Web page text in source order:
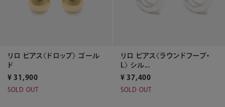
リロ ピアス〈ドロップ〉 ゴール
ド
¥ 31,900
SOLD OUT
リロ ピアス〈ラウンドフープ・
L〉 シル...
¥ 37,400
SOLD OUT